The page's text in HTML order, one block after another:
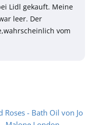
Lidl gekauft. Meine
leer. Der
vom